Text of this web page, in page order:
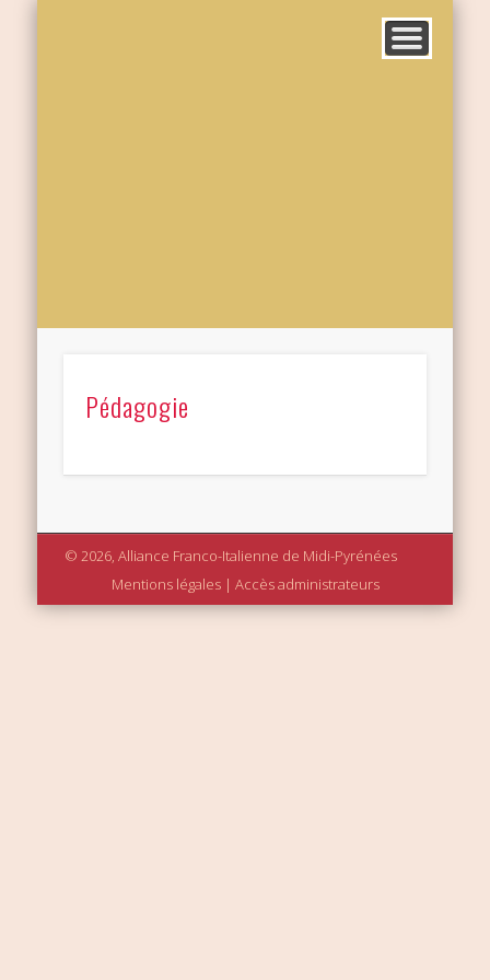
Pédagogie
© 2026, Alliance Franco-Italienne de Midi-Pyrénées
Mentions légales| Accès administrateurs